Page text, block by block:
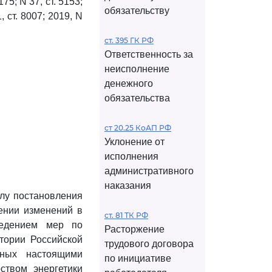
ст. 8007; 2019, N
постановления
изменений в
мер по
Российской
настоящими
энергетики
обязательству
ст. 395 ГК РФ
Ответственность за
неисполнение
денежного
обязательства
ст 20.25 КоАП РФ
Уклонение от
исполнения
административного
наказания
ст. 81 ТК РФ
Расторжение
трудового договора
по инициативе